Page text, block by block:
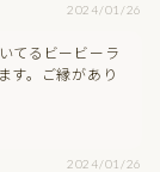
2024/01/26
てるビービーラ
す。ご縁があり
2024/01/26